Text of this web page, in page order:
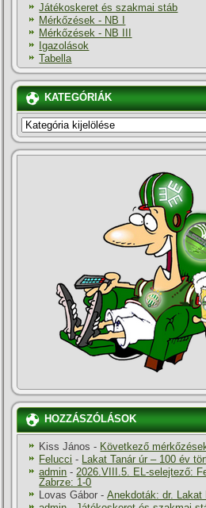
Játékoskeret és szakmai stáb
Mérkőzések - NB I
Mérkőzések - NB III
Igazolások
Tabella
KATEGÓRIÁK
KATEGÓRIÁK
HOZZÁSZÓLÁSOK
Kiss János - Következő
Felucci -
Lakat Tanár úr – 100 év
admin - 2026.VIII.5. EL-selejtező:
Zabrze: 1-0
Lovas Gábor -Anekdoták: dr. Lakat